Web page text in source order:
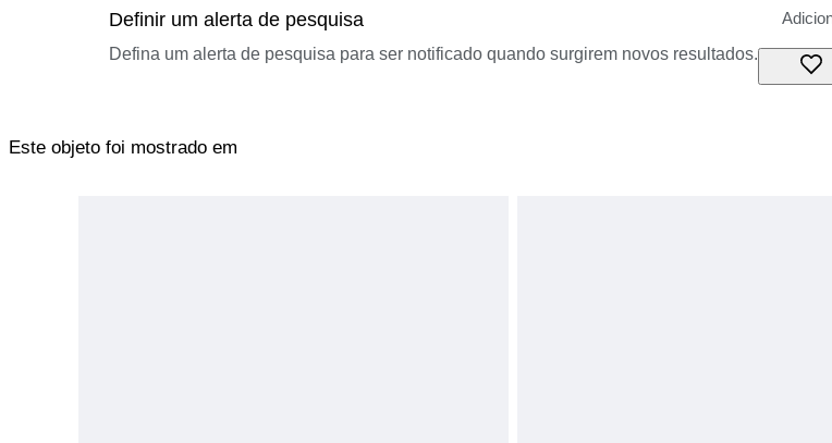
Definir um alerta de pesquisa
Defina um alerta de pesquisa para ser notificado quando surgirem novos resultados.
Este objeto foi mostrado em